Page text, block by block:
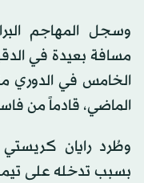
الخامس في الدوري
الماضي، قادماً من
بسبب تدخله على